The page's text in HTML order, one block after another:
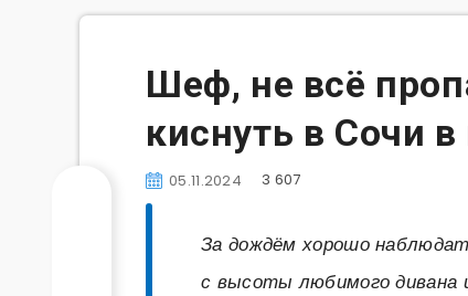
Шеф, не всё
киснуть в Сочи в
05.11.2024 3 607
За дождём хорошо
с высоты любимого дивана